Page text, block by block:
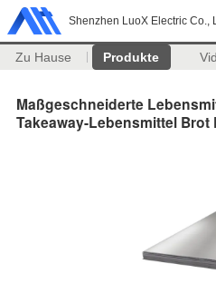
Shenzhen LuoX Electric Co.,
Zu Hause Produkte
Maßgeschneiderte
Takeaway-Lebensmittel